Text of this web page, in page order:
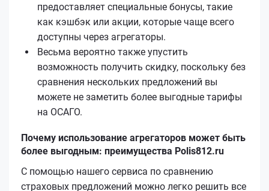
предоставляет специальные бонусы, такие
как кэшбэк или акции, которые чаще всего
доступны через агрегаторы.
Весьма вероятно также упустить
возможность получить скидку, поскольку без
сравнения нескольких предложений вы
можете не заметить более выгодные тарифы
на ОСАГО.
Почему использование агрегаторов может быть
более выгодным: преимущества Polis812.ru
С помощью нашего сервиса по сравнению
страховых предложений можно легко решить все